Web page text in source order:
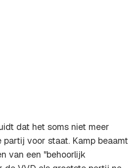
dat het soms niet meer
voor staat. Kamp beaamt
van een "behoorlijk